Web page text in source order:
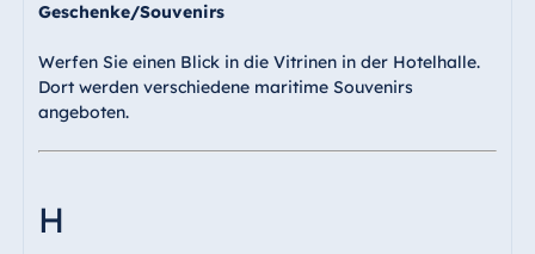
Geschenke/Souvenirs
Werfen Sie einen Blick in die Vitrinen in der Hotelhalle.
Dort werden verschiedene maritime Souvenirs
angeboten.
H